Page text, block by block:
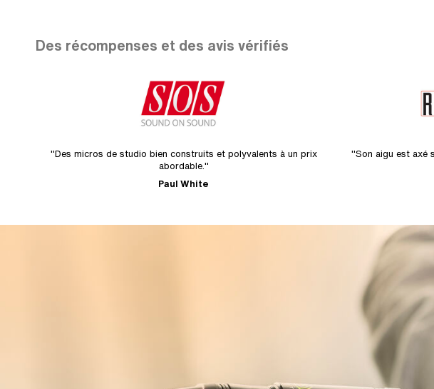
Des récompenses et des avis vérifiés
"Des micros de studio bien construits et polyvalents à un prix
abordable."
Paul White
"Son aigu est axé